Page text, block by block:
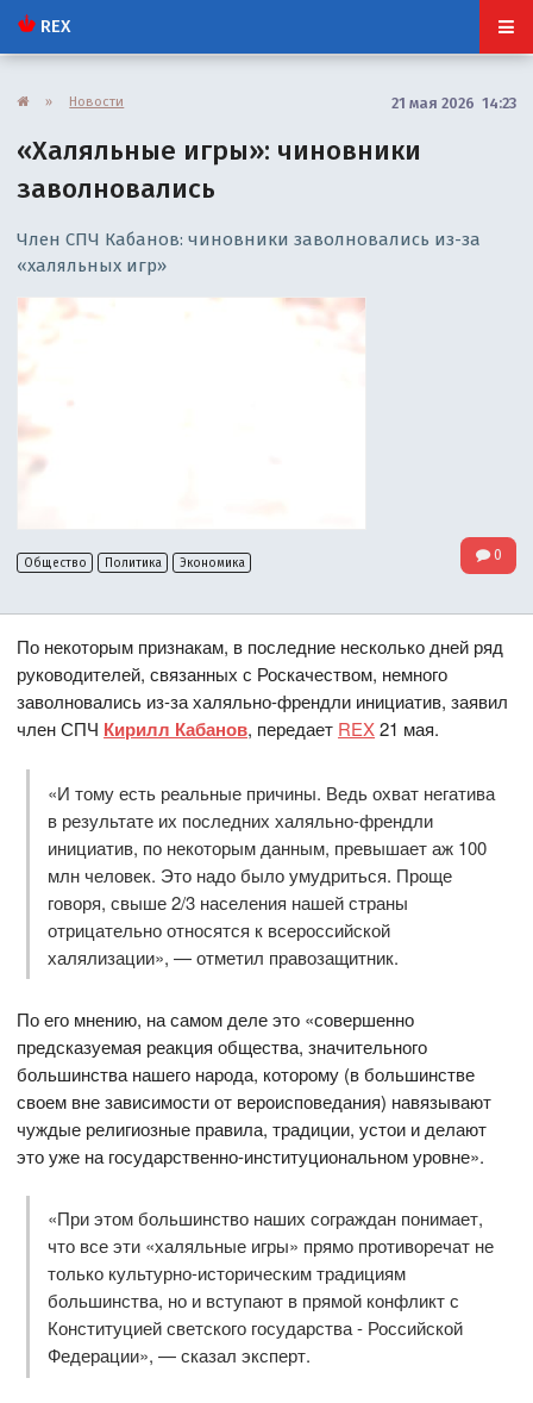
REX
» Новости 21 мая 2026 14:23
«Халяльные игры»: чиновники
заволновались
Член СПЧ Кабанов: чиновники заволновались из-за
«халяльных игр»
Общество Политика Экономика 0
По некоторым признакам, в последние несколько дней ряд
руководителей, связанных с Роскачеством, немного
заволновались из-за халяльно-френдли инициатив, заявил
член СПЧ Кирилл Кабанов, передает REX21 мая.
«И тому есть реальные причины. Ведь охват негатива
в результате их последних халяльно-френдли
инициатив, по некоторым данным, превышает аж 100
млн человек. Это надо было умудриться. Проще
говоря, свыше 2/3 населения нашей страны
отрицательно относятся к всероссийской
халялизации», — отметил правозащитник.
По его мнению, на самом деле это «совершенно
предсказуемая реакция общества, значительного
большинства нашего народа, которому (в большинстве
своем вне зависимости от вероисповедания) навязывают
чуждые религиозные правила, традиции, устои и делают
это уже на государственно-институциональном уровне».
«При этом большинство наших сограждан понимает,
что все эти «халяльные игры» прямо противоречат не
только культурно-историческим традициям
большинства, но и вступают в прямой конфликт с
Конституцией светского государства - Российской
Федерации», — сказал эксперт.